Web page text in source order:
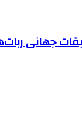
جهانی